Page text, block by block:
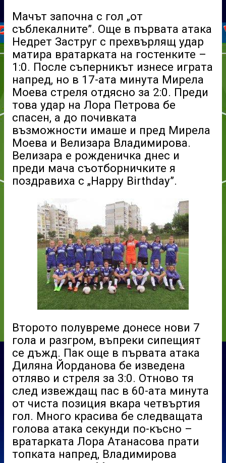
Мачът започна с гол „от
съблекалните”. Още в първата атака
Недрет Заструг с прехвърлящ удар
матира вратарката на гостенките –
1:0. После съперникът изнесе играта
напред, но в 17-ата минута Мирела
Моева стреля отдясно за 2:0. Преди
това удар на Лора Петрова бе
спасен, а до почивката
възможности имаше и пред Мирела
Моева и Велизара Владимирова.
Велизара е рожденичка днес и
преди мача съотборничките я
поздравиха с „Happy Birthday”.
Второто полувреме донесе нови 7
гола и разгром, въпреки сипещият
се дъжд. Пак още в първата атака
Диляна Йорданова бе изведена
отляво и стреля за 3:0. Отново тя
след извеждащ пас в 60-ата минута
от чиста позиция вкара четвъртия
гол. Много красива бе следващата
голова атака секунди по-късно –
вратарката Лора Атанасова прати
топката напред, Владимирова